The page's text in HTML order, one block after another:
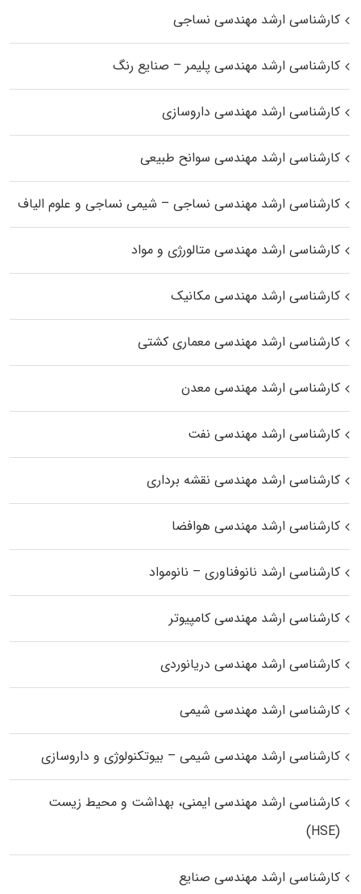
کارشناسی ارشد مهندسی نساجی
کارشناسی ارشد مهندسی پلیمر – صنایع رنگ
کارشناسی ارشد مهندسی داروسازی
کارشناسی ارشد مهندسی سوانح طبیعی
کارشناسی ارشد مهندسی نساجی – شیمی نساجی و علوم الیاف
کارشناسی ارشد مهندسی متالورژی و مواد
کارشناسی ارشد مهندسی مکانیک
کارشناسی ارشد مهندسی معماری کشتی
کارشناسی ارشد مهندسی معدن
کارشناسی ارشد مهندسی نفت
کارشناسی ارشد مهندسی نقشه برداری
کارشناسی ارشد مهندسی هوافضا
کارشناسی ارشد نانوفناوری – نانومواد
کارشناسی ارشد مهندسی کامپیوتر
کارشناسی ارشد مهندسی دریانوردی
کارشناسی ارشد مهندسی شیمی
کارشناسی ارشد مهندسی شیمی – بیوتکنولوژی و داروسازی
کارشناسی ارشد مهندسی ایمنی، بهداشت و محیط زیست
(HSE)
کارشناسی ارشد مهندسی صنایع